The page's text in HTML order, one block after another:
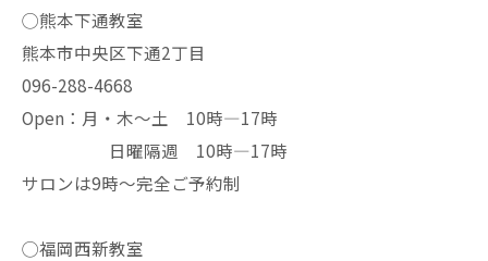
◯熊本下通教室
熊本市中央区下通2丁目
096-288-4668
Open：月・木〜土 10時—17時
日曜隔週 10時—17時
サロンは9時〜完全ご予約制
◯福岡西新教室